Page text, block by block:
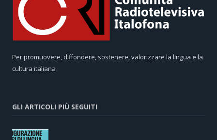
Per promuovere, diffondere, sostenere, valorizzare la lingua e la
cultura italiana
GLI ARTICOLI PIÙ SEGUITI